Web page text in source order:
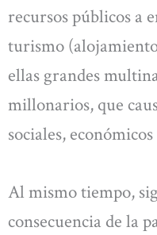
recursos públicos a
turismo
ellas grandes
millonarios, que
sociales,
Al mismo tiempo,
consecuencia de la